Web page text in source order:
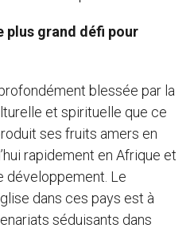
plus grand défi pour
blessée par la
et spirituelle que ce
ses fruits amers en
rapidement en Afrique et
développement. Le
dans ces pays est à
séduisants dans